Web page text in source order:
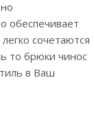
обеспечивает
сочетаются
то брюки чинос
в Ваш